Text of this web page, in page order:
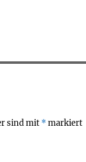
sind mit *markiert